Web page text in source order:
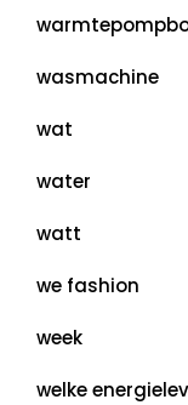
wasmachine
wat
water
watt
we fashion
week
welke